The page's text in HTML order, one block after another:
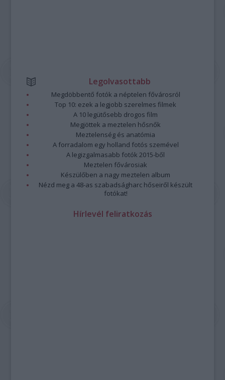
Legolvasottabb
Megdöbbentő fotók a néptelen fővárosról
Top 10: ezek a legjobb szerelmes filmek
A 10 legütősebb drogos film
Megjöttek a meztelen hősnők
Meztelenség és anatómia
A forradalom egy holland fotós szemével
A legizgalmasabb fotók 2015-ből
Meztelen fővárosiak
Készülőben a nagy meztelen album
Nézd meg a 48-as szabadságharc hőseiről készült
fotókat!
Hírlevél feliratkozás